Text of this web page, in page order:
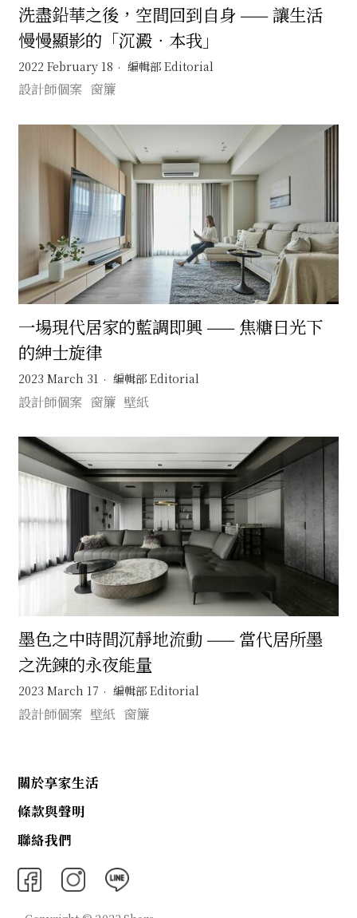
洗盡鉛華之後，空間回到自身 —— 讓生活
慢慢顯影的「沉澱．本我」
2022 February 18 編輯部 Editorial
設計師個案 窗簾
一場現代居家的藍調即興 —— 焦糖日光下
的紳士旋律
2023 March 31 編輯部 Editorial
設計師個案 窗簾 壁紙
墨色之中時間沉靜地流動 —— 當代居所墨
之洗鍊的永夜能量
2023 March 17 編輯部 Editorial
設計師個案 壁紙 窗簾
關於享家生活
條款與聲明
聯絡我們